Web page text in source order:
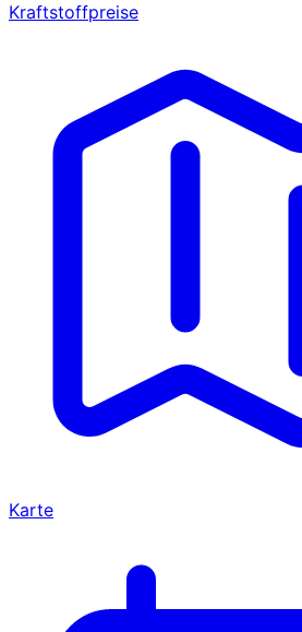
Kraftstoffpreise
Karte